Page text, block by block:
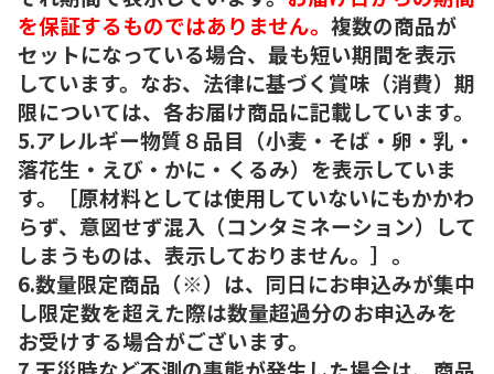
を保証するものではありません。 複数の商品が
セットになっている場合、最も短い期間を表示
しています。なお、法律に基づく賞味（消費）期
限については、各お届け商品に記載しています。
5.アレルギー物質８品目（小麦・そば・卵・乳・
落花生・えび・かに・くるみ）を表示していま
す。［原材料としては使用していないにもかかわ
らず、意図せず混入（コンタミネーション）して
しまうものは、表示しておりません。］。
6.数量限定商品（※）は、同日にお申込みが集中
し限定数を超えた際は数量超過分のお申込みを
お受けする場合がございます。